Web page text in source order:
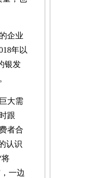
企业
年以
银发
大需
跟
者合
认识
将
一边